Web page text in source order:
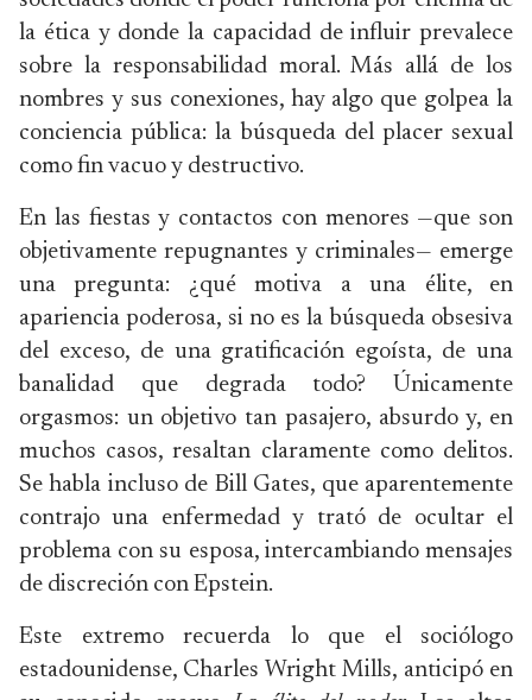
la ética y donde la capacidad de influir prevalece
sobre la responsabilidad moral. Más allá de los
nombres y sus conexiones, hay algo que golpea la
conciencia pública: la búsqueda del placer sexual
como fin vacuo y destructivo.
En las fiestas y contactos con menores —que son
objetivamente repugnantes y criminales— emerge
una pregunta: ¿qué motiva a una élite, en
apariencia poderosa, si no es la búsqueda obsesiva
del exceso, de una gratificación egoísta, de una
banalidad que degrada todo? Únicamente
orgasmos: un objetivo tan pasajero, absurdo y, en
muchos casos, resaltan claramente como delitos.
Se habla incluso de Bill Gates, que aparentemente
contrajo una enfermedad y trató de ocultar el
problema con su esposa, intercambiando mensajes
de discreción con Epstein.
Este extremo recuerda lo que el sociólogo
estadounidense, Charles Wright Mills, anticipó en